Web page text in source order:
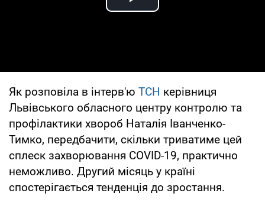
Play Video
Як розповіла в інтерв'ю ТСН керівниця
Львівського обласного центру контролю та
профілактики хвороб Наталія Іванченко-
Тимко, передбачити, скільки триватиме цей
сплеск захворювання COVID-19, практично
неможливо. Другий місяць у країні
спостерігається тенденція до зростання.